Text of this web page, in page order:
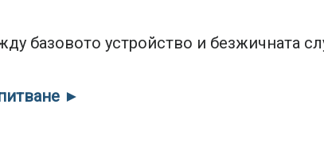
базовото устройство и безжичната
►